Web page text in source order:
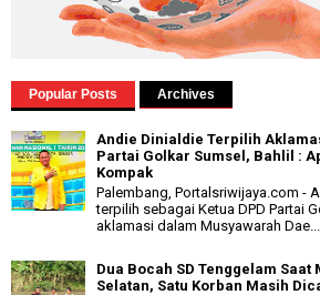
Popular Posts Archives
Andie Dinialdie Terpilih
Partai Golkar Sumsel, Bahlil :
Kompak
Palembang, Portalsriwijaya.com -
terpilih sebagai Ketua DPD Partai
aklamasi dalam Musyawarah Dae...
Dua Bocah SD Tenggelam Saat
Selatan, Satu Korban Masih